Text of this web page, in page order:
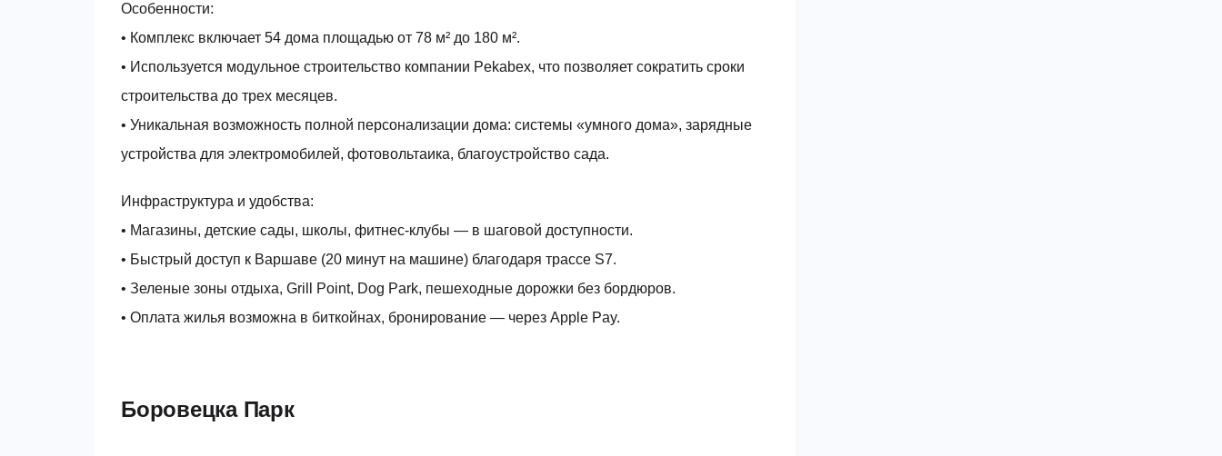
Особенности:
• Комплекс включает 54 дома площадью от 78 м² до 180 м².
• Используется модульное строительство компании Pekabex, что позволяет сократить сроки
строительства до трех месяцев.
• Уникальная возможность полной персонализации дома: системы «умного дома», зарядные
устройства для электромобилей, фотовольтаика, благоустройство сада.
Инфраструктура и удобства:
• Магазины, детские сады, школы, фитнес-клубы — в шаговой доступности.
• Быстрый доступ к Варшаве (20 минут на машине) благодаря трассе S7.
• Зеленые зоны отдыха, Grill Point, Dog Park, пешеходные дорожки без бордюров.
• Оплата жилья возможна в биткойнах, бронирование — через Apple Pay.
Боровецка Парк